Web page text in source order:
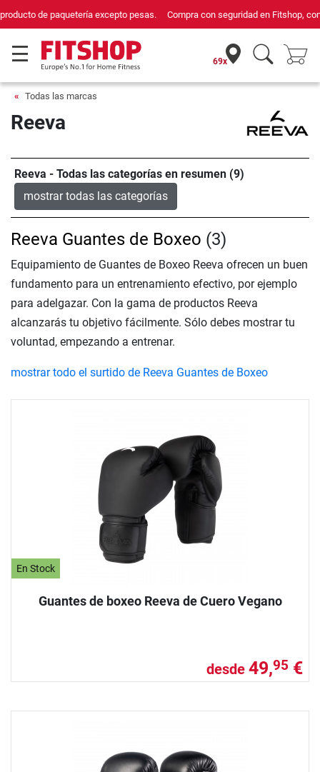
Compra con seguridad en Fitshop, comercio con sello de Confianza Online.
69x
Todas las marcas
Reeva
Reeva - Todas las categorías en resumen (9)
mostrar todas las categorías
En Stock
Guantes de boxeo Reeva de Cuero Vegano
desde 49,95 €
Reeva Guantes de Boxeo (3)
Equipamiento de Guantes de Boxeo Reeva ofrecen un buen
fundamento para un entrenamiento efectivo, por ejemplo
para adelgazar. Con la gama de productos Reeva
alcanzarás tu objetivo fácilmente. Sólo debes mostrar tu
voluntad, empezando a entrenar.
mostrar todo el surtido de Reeva Guantes de Boxeo